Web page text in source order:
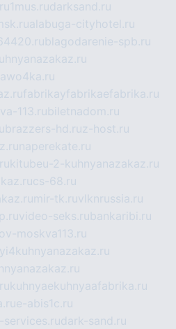
1mus.rudarksand.ru
alabuga-cityhotel.ru
blagodarenie-spb.ru
fabrikayfabrikaefabrika.ru
113.rubiletnadom.ru
brazzers-hd.ruz-host.ru
naperekate.ru
kitubeu-2-kuhnyanazakaz.ru
cs-68.ru
mir-tk.ruvlknrussia.ru
video-seks.rubankaribi.ru
moskva113.ru
kuhnyaekuhnyaafabrika.ru
e-abis1c.ru
services.rudark-sand.ru